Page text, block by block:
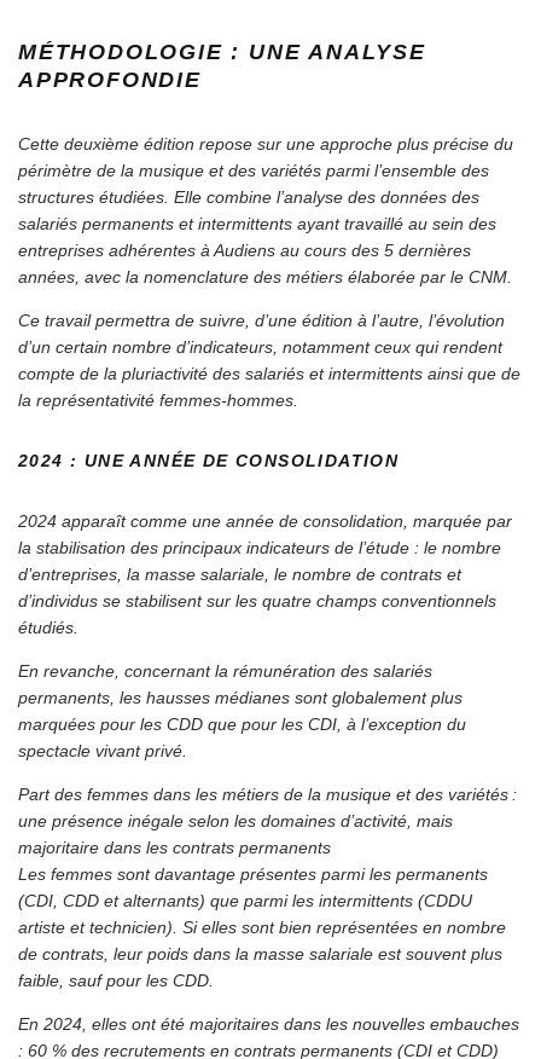
MÉTHODOLOGIE : UNE ANALYSE
APPROFONDIE
Cette deuxième édition repose sur une approche plus précise du
périmètre de la musique et des variétés parmi l’ensemble des
structures étudiées. Elle combine l’analyse des données des
salariés permanents et intermittents ayant travaillé au sein des
entreprises adhérentes à Audiens au cours des 5 dernières
années, avec la nomenclature des métiers élaborée par le CNM.
Ce travail permettra de suivre, d’une édition à l’autre, l’évolution
d’un certain nombre d’indicateurs, notamment ceux qui rendent
compte de la pluriactivité des salariés et intermittents ainsi que de
la représentativité femmes-hommes.
2024 : UNE ANNÉE DE CONSOLIDATION
2024 apparaît comme une année de consolidation, marquée par
la stabilisation des principaux indicateurs de l’étude : le nombre
d’entreprises, la masse salariale, le nombre de contrats et
d’individus se stabilisent sur les quatre champs conventionnels
étudiés.
En revanche, concernant la rémunération des salariés
permanents, les hausses médianes sont globalement plus
marquées pour les CDD que pour les CDI, à l’exception du
spectacle vivant privé.
Part des femmes dans les métiers de la musique et des variétés :
une présence inégale selon les domaines d’activité, mais
majoritaire dans les contrats permanents
Les femmes sont davantage présentes parmi les permanents
(CDI, CDD et alternants) que parmi les intermittents (CDDU
artiste et technicien). Si elles sont bien représentées en nombre
de contrats, leur poids dans la masse salariale est souvent plus
faible, sauf pour les CDD.
En 2024, elles ont été majoritaires dans les nouvelles embauches
: 60 % des recrutements en contrats permanents (CDI et CDD)